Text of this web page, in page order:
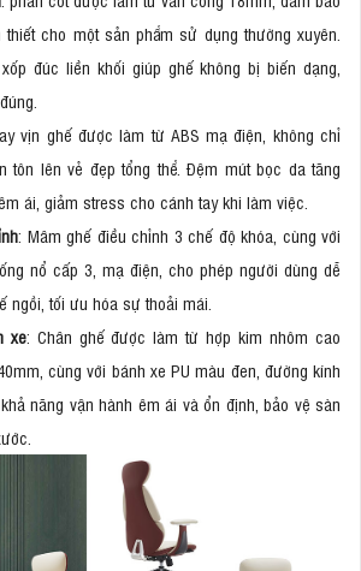
cho một sản phẩm sử dụng thường xuyên.
đúc liền khối giúp ghế không bị biến dạng,
vịn ghế được làm từ ABS mạ điện, không chỉ
tôn lên vẻ đẹp tổng thể. Đệm mút bọc da tăng
ái, giảm stress cho cánh tay khi làm việc.
: Mâm ghế điều chỉnh 3 chế độ khóa, cùng với
nổ cấp 3, mạ điện, cho phép người dùng dễ
ngồi, tối ưu hóa sự thoải mái.
xe: Chân ghế được làm từ hợp kim nhôm cao
cùng với bánh xe PU màu đen, đường kính
năng vận hành êm ái và ổn định, bảo vệ sàn